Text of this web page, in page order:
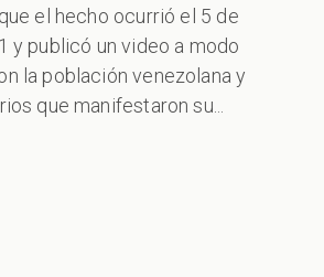
el hecho ocurrió el 5 de
y publicó un video a modo
la población venezolana y
que manifestaron su...